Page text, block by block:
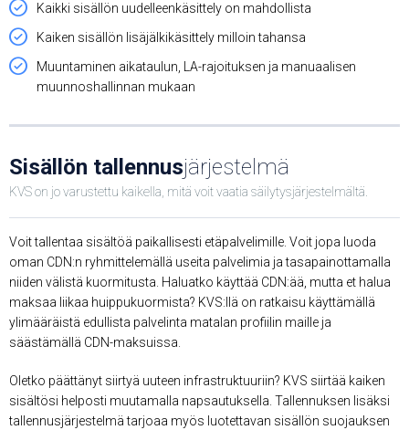
Kaikki sisällön uudelleenkäsittely on mahdollista
Kaiken sisällön lisäjälkikäsittely milloin tahansa
Muuntaminen aikataulun, LA-rajoituksen ja manuaalisen
muunnoshallinnan mukaan
Sisällön tallennusjärjestelmä
KVS on jo varustettu kaikella, mitä voit vaatia säilytysjärjestelmältä.
Voit tallentaa sisältöä paikallisesti etäpalvelimille. Voit jopa luoda
oman CDN:n ryhmittelemällä useita palvelimia ja tasapainottamalla
niiden välistä kuormitusta. Haluatko käyttää CDN:ää, mutta et halua
maksaa liikaa huippukuormista? KVS:llä on ratkaisu käyttämällä
ylimääräistä edullista palvelinta matalan profiilin maille ja
säästämällä CDN-maksuissa.
Oletko päättänyt siirtyä uuteen infrastruktuuriin? KVS siirtää kaiken
sisältösi helposti muutamalla napsautuksella. Tallennuksen lisäksi
tallennusjärjestelmä tarjoaa myös luotettavan sisällön suojauksen